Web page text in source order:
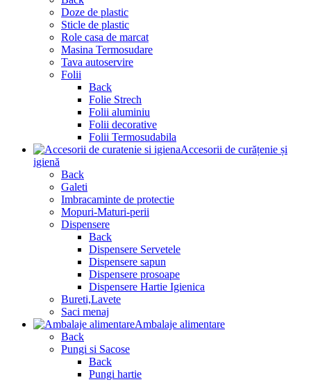
Doze de plastic
Sticle de plastic
Role casa de marcat
Masina Termosudare
Tava autoservire
Folii
Back
Folie Strech
Folii aluminiu
Folii decorative
Folii Termosudabila
Accesorii de curățenie și
igienă
Back
Galeti
Imbracaminte de protectie
Mopuri-Maturi-perii
Dispensere
Back
Dispensere Servetele
Dispensere sapun
Dispensere prosoape
Dispensere Hartie Igienica
Bureti,Lavete
Saci menaj
Ambalaje alimentare
Back
Pungi si Sacose
Back
Pungi hartie